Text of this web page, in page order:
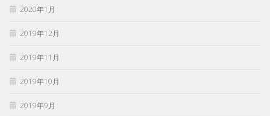
2020年1月
2019年12月
2019年11月
2019年10月
2019年9月